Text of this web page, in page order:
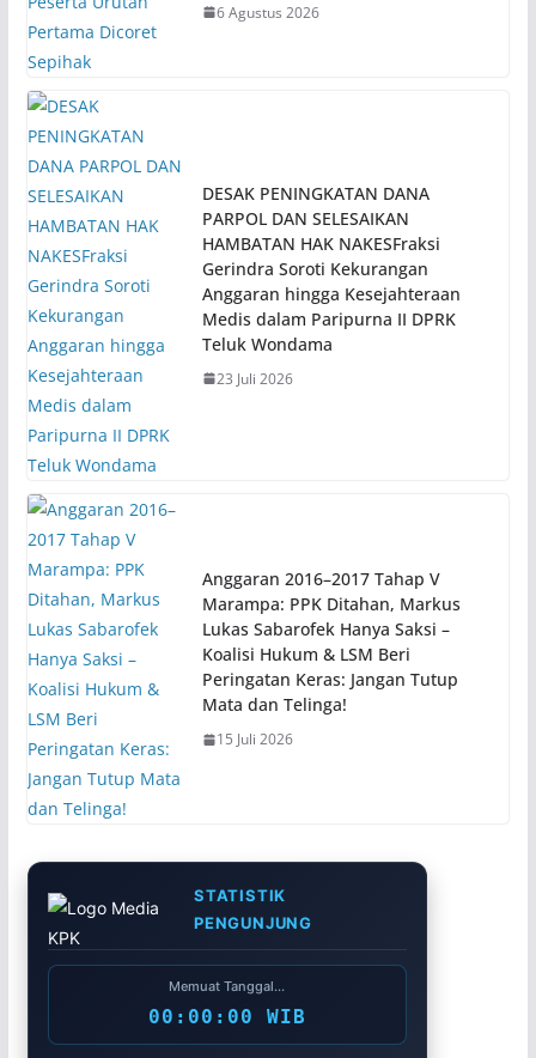
6 Agustus 2026
DESAK PENINGKATAN DANA
PARPOL DAN SELESAIKAN
HAMBATAN HAK NAKESFraksi
Gerindra Soroti Kekurangan
Anggaran hingga Kesejahteraan
Medis dalam Paripurna II DPRK
Teluk Wondama
23 Juli 2026
Anggaran 2016–2017 Tahap V
Marampa: PPK Ditahan, Markus
Lukas Sabarofek Hanya Saksi –
Koalisi Hukum & LSM Beri
Peringatan Keras: Jangan Tutup
Mata dan Telinga!
15 Juli 2026
STATISTIK
PENGUNJUNG
Memuat Tanggal...
00:00:00 WIB